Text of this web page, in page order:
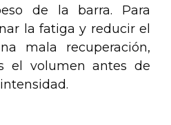
de la barra. Para
la fatiga y reducir el
mala recuperación,
el volumen antes de